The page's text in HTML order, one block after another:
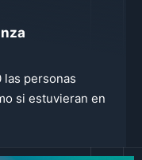
personas
si estuvieran en